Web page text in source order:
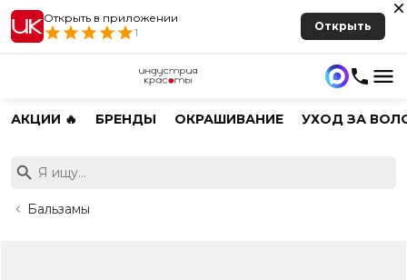
Открыть в приложении
1
Открыть
АКЦИИ 🔥 БРЕНДЫ ОКРАШИВАНИЕ УХОД ЗА
Бальзамы